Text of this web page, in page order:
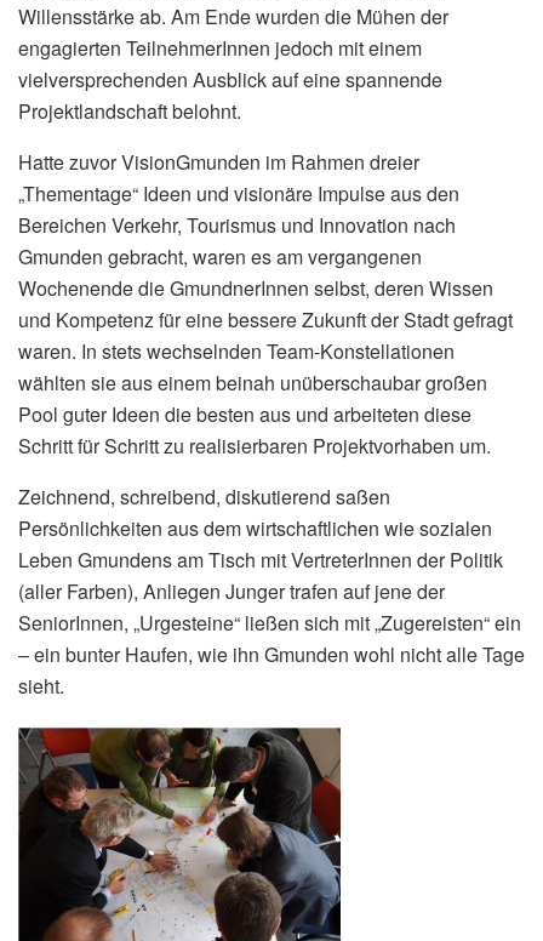
Willensstärke ab. Am Ende wurden die Mühen der
engagierten TeilnehmerInnen jedoch mit einem
vielversprechenden Ausblick auf eine spannende
Projektlandschaft belohnt.
Hatte zuvor VisionGmunden im Rahmen dreier
„Thementage“ Ideen und visionäre Impulse aus den
Bereichen Verkehr, Tourismus und Innovation nach
Gmunden gebracht, waren es am vergangenen
Wochenende die GmundnerInnen selbst, deren Wissen
und Kompetenz für eine bessere Zukunft der Stadt gefragt
waren. In stets wechselnden Team-Konstellationen
wählten sie aus einem beinah unüberschaubar großen
Pool guter Ideen die besten aus und arbeiteten diese
Schritt für Schritt zu realisierbaren Projektvorhaben um.
Zeichnend, schreibend, diskutierend saßen
Persönlichkeiten aus dem wirtschaftlichen wie sozialen
Leben Gmundens am Tisch mit VertreterInnen der Politik
(aller Farben), Anliegen Junger trafen auf jene der
SeniorInnen, „Urgesteine“ ließen sich mit „Zugereisten“ ein
– ein bunter Haufen, wie ihn Gmunden wohl nicht alle Tage
sieht.